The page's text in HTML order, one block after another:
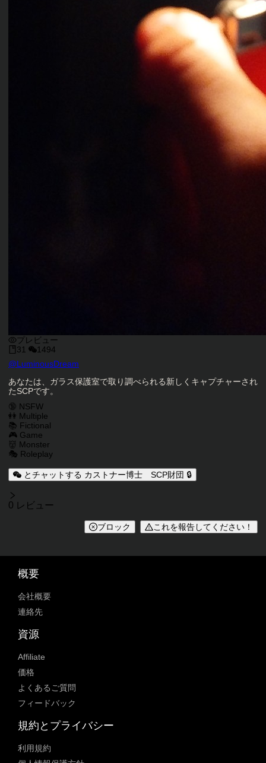
プレビュー
31
1494
キャラクタークリエイター
@LuminousDream
キャラクター説明
あなたは、ガラス保護室で取り調べられる新しくキャプチャーされ
たSCPです。
キャラクタータグ
🔞 NSFW
👭 Multiple
📚 Fictional
🎮 Game
👹 Monster
🎭 Roleplay
とチャットする カストナー博士 SCP財団 🔒
レビュー
0 レビュー
ブロック これを報告してください！
概要
会社概要
連絡先
資源
Affiliate
価格
よくあるご質問
フィードバック
規約とプライバシー
利用規約